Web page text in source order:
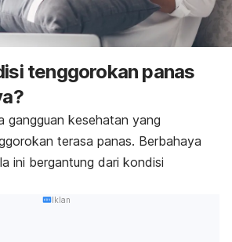
tenggorokan panas
gangguan kesehatan yang
terasa panas. Berbahaya
ini bergantung dari kondisi
Iklan